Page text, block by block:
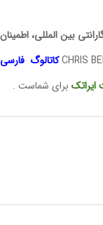
بین المللی،
کاتالوگ
ایراتکبرای شماست .